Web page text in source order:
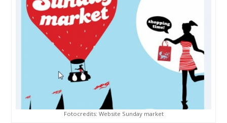
Fotocredits: Website Sunday market